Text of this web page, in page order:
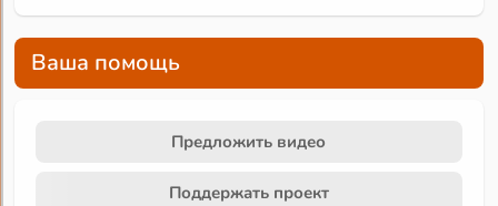
Ваша помощь
Предложить видео
Поддержать проект